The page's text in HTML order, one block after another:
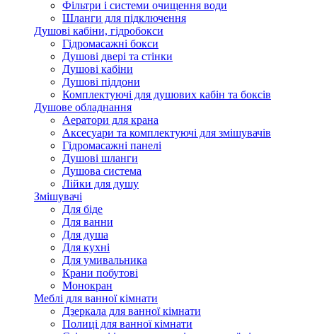
Фільтри і системи очищення води
Шланги для підключення
Душові кабіни, гідробокси
Гідромасажні бокси
Душові двері та стінки
Душові кабіни
Душові піддони
Комплектуючі для душових кабін та боксів
Душове обладнання
Аератори для крана
Аксесуари та комплектуючі для змішувачів
Гідромасажні панелі
Душові шланги
Душова система
Лійки для душу
Змішувачі
Для біде
Для ванни
Для душа
Для кухні
Для умивальника
Крани побутові
Монокран
Меблі для ванної кімнати
Дзеркала для ванної кімнати
Полиці для ванної кімнати